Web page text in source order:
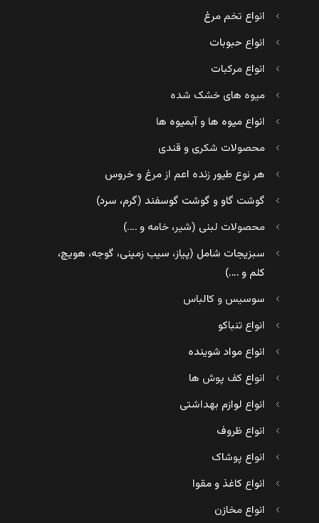
انواع تخم مرغ
انواع حبوبات
انواع مرکبات
میوه های خشک شده
انواع میوه ها و آبمیوه ها
محصولات شکری و قندی
هر نوع طیور زنده اعم از مرغ و خروس
گوشت گاو و گوشت گوسفند (گرم، سرد)
محصولات لبنی (شیر، خامه و ….)
سبزیجات شامل (پیاز، سیب زمینی، گوجه، هویچ،
کلم و ….)
سوسیس و کالباس
انواع تنباکو
انواع مواد شوینده
انواع کف پوش ها
انواع لوازم بهداشتی
انواع ظروف
انواع پوشاک
انواع کاغذ و مقوا
انواع مخازن